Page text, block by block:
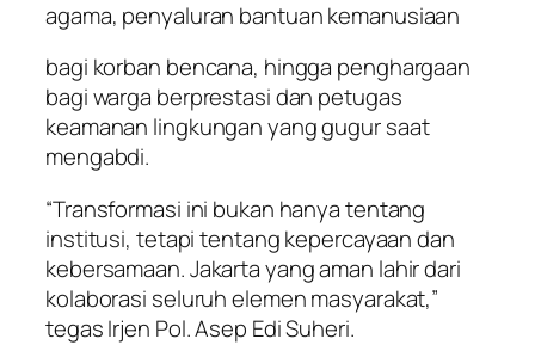
agama, penyaluran bantuan kemanusiaan
bagi korban bencana, hingga penghargaan
bagi warga berprestasi dan petugas
keamanan lingkungan yang gugur saat
mengabdi.
“Transformasi ini bukan hanya tentang
institusi, tetapi tentang kepercayaan dan
kebersamaan. Jakarta yang aman lahir dari
kolaborasi seluruh elemen masyarakat,”
tegas Irjen Pol. Asep Edi Suheri.